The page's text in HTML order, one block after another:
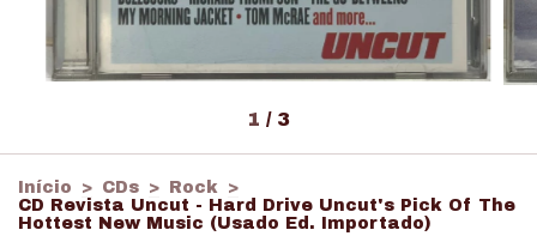
1 / 3
Início > CDs > Rock
>
CD Revista Uncut - Hard Drive Uncut's Pick Of The
Hottest New Music (Usado Ed. Importado)